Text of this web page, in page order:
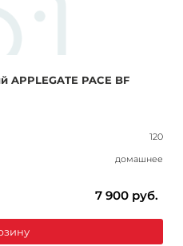
PACE BF
120
домашнее
7 900 руб.